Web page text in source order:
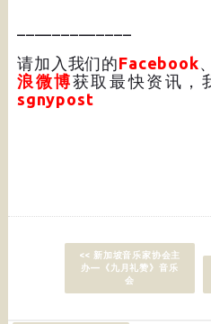
请加入我们的Facebook
浪微博获取最快资讯，
sgnypost
<< 新加坡音乐家协会主
办—《九月礼赞》音乐
会